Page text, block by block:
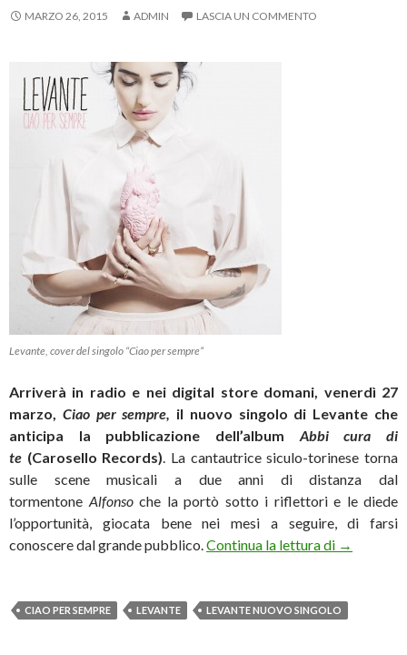
MARZO 26, 2015 ADMIN LASCIA UN COMMENTO
Levante, cover del singolo “Ciao per sempre”
Arriverà in radio e nei digital store domani, venerdì 27
marzo,
Ciao per sempre, il nuovo singolo di Levante che
anticipa la pubblicazione dell’album Abbi cura di
te (Carosello Records) . La cantautrice siculo-torinese torna
sulle scene musicali a due anni di distanza dal
tormentone Alfonso che la portò sotto i riflettori e le diede
l’opportunità, giocata bene nei mesi a seguire, di farsi
conoscere dal grande pubblico. Continua la lettura di Ritorna
→
CIAO PER SEMPRE LEVANTE LEVANTE NUOVO SINGOLO